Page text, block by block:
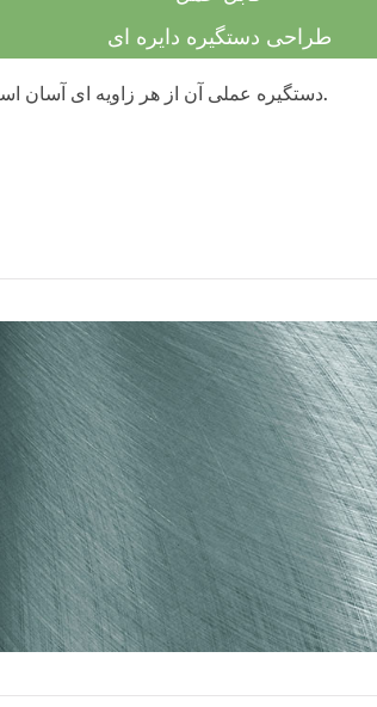
طراحی دستگیره دایره ای
دستگیره عملی آن از هر زاویه ای آسان است.